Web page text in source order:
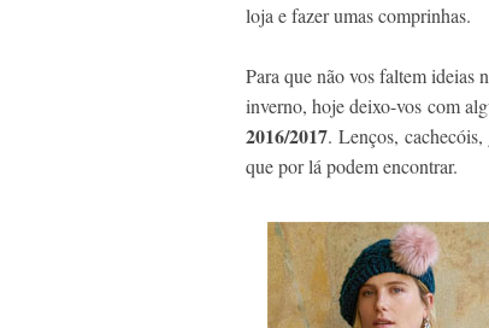
loja e fazer umas comprinhas.
Para que não vos faltem ideias
inverno, hoje deixo-vos com
2016/2017. Lenços,
que por lá podem encontrar.